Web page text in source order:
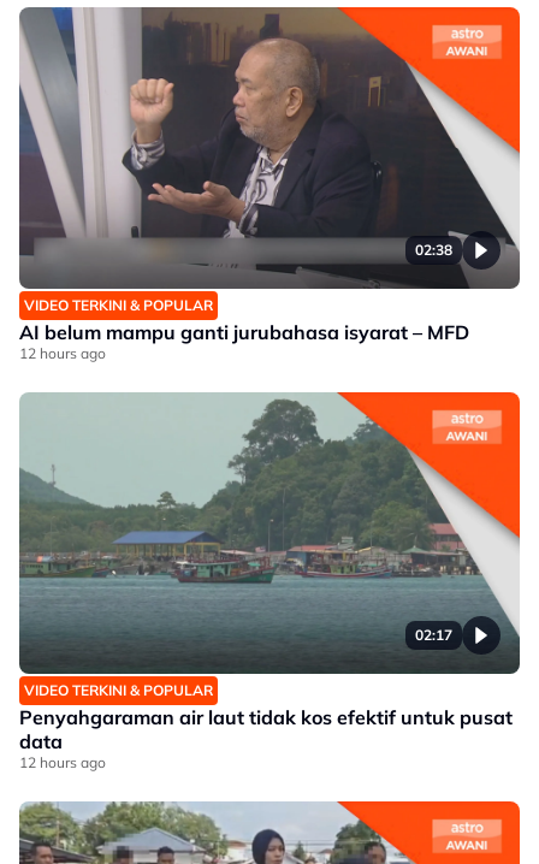
02:38
VIDEO TERKINI & POPULAR
AI belum mampu ganti jurubahasa isyarat – MFD
12 hours ago
02:17
VIDEO TERKINI & POPULAR
Penyahgaraman air laut tidak kos efektif untuk pusat
data
12 hours ago